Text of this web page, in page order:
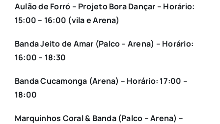
Aulão de Forró – Projeto Bora Dançar – Horário:
15:00 – 16:00 (vila e Arena)
Banda Jeito de Amar (Palco – Arena) – Horário:
16:00 – 18:30
Banda Cucamonga (Arena) – Horário: 17:00 –
18:00
Marquinhos Coral & Banda (Palco – Arena) –